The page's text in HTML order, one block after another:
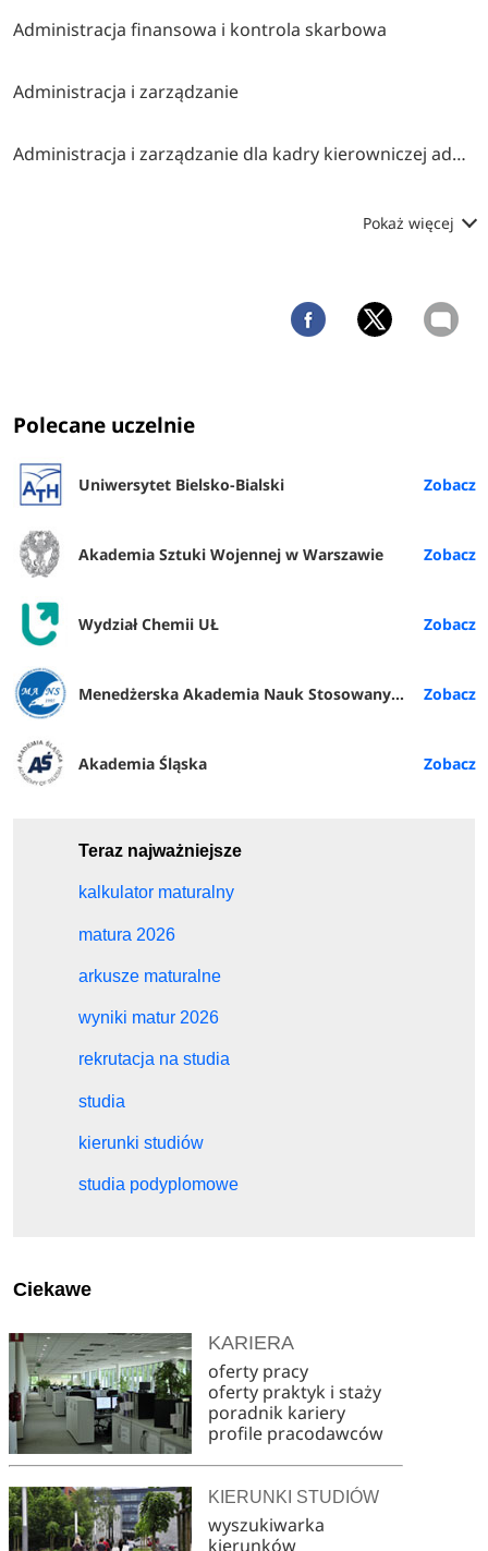
Administracja finansowa i kontrola skarbowa
Administracja i zarządzanie
Administracja i zarządzanie dla kadry kierowniczej administracji publicznej
Pokaż więcej
Polecane uczelnie
Uniwersytet Bielsko-Bialski
Akademia Sztuki Wojennej w Warszawie
Wydział Chemii UŁ
Menedżerska Akademia Nauk Stosowanych w Warszawie
Akademia Śląska
Teraz najważniejsze
kalkulator maturalny
matura 2026
arkusze maturalne
wyniki matur 2026
rekrutacja na studia
studia
kierunki studiów
studia podyplomowe
Ciekawe
KARIERA
oferty pracy
oferty praktyk i staży
poradnik kariery
profile pracodawców
KIERUNKI STUDIÓW
wyszukiwarka
kierunków